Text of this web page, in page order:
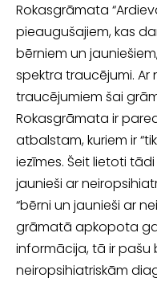
Rokasgrāmata
pieaugušajiem, kas
bērniem un
spektra traucējumi. Ar
traucējumiem šai
Rokasgrāmata ir
atbal­stam, kuriem ir
iezīmes. Šeit lietoti
jaunieši ar
“bērni un jaunieši ar
grāmatā apkopota
informācija, tā ir pašu
neiropsihiatriskām